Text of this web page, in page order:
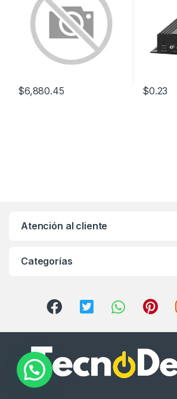
$6,880.45 $0.23
Atención al cliente
Categorías